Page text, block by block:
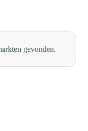
gevonden.